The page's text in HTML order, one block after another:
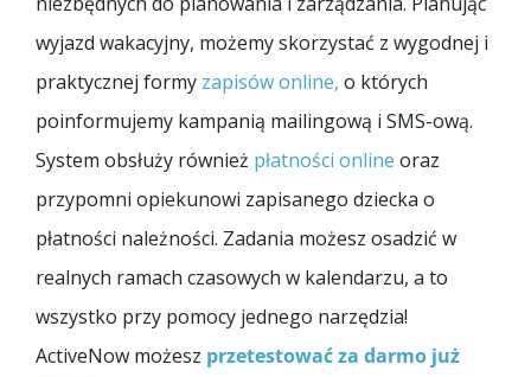
wyjazd wakacyjny, możemy skorzystać z wygodnej i
praktycznej formy zapisów online, o których
poinformujemy kampanią mailingową i SMS-ową.
System obsłuży również płatności online oraz
przypomni opiekunowi zapisanego dziecka o
płatności należności. Zadania możesz osadzić w
realnych ramach czasowych w kalendarzu, a to
wszystko przy pomocy jednego narzędzia!
ActiveNow możesz przetestować za darmo już